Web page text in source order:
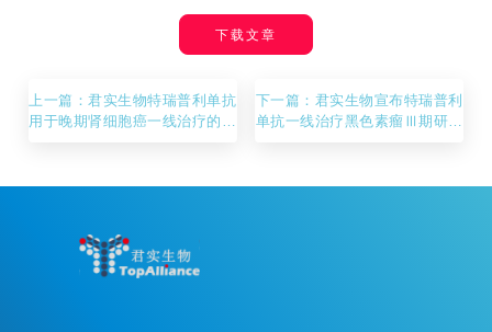
下载文章
上一篇：君实生物特瑞普利单抗
用于晚期肾细胞癌一线治疗的新
下一篇：君实生物宣布特瑞普利
单抗一线治疗黑色素瘤Ⅲ期研究